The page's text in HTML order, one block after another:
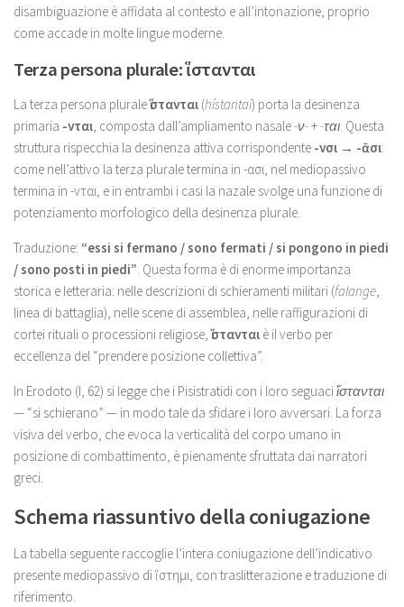
disambiguazione è affidata al contesto e all’intonazione, proprio
come accade in molte lingue moderne.
Terza persona plurale: ἵστανται
La terza persona pluraleἵστανται (hístantai) porta la desinenza
primaria -νται, composta dall’ampliamento nasale-ν-+-ται. Questa
struttura rispecchia la desinenza attiva corrispondente -νσι → -ᾱσι:
come nell’attivo la terza plurale termina in -ασι, nel mediopassivo
termina in -νται, e in entrambi i casi la nazale svolge una funzione di
potenziamento morfologico della desinenza plurale.
Traduzione: “essi si fermano / sono fermati / si pongono in piedi
/ sono posti in piedi”. Questa forma è di enorme importanza
storica e letteraria: nelle descrizioni di schieramenti militari (falange,
linea di battaglia), nelle scene di assemblea, nelle raffigurazioni di
cortei rituali o processioni religiose,ἵστανται è il verbo per
eccellenza del “prendere posizione collettiva”.
In Erodoto (I, 62) si legge che i Pisistratidi con i loro seguaciἵστανται
— “si schierano” — in modo tale da sfidare i loro avversari. La forza
visiva del verbo, che evoca la verticalità del corpo umano in
posizione di combattimento, è pienamente sfruttata dai narratori
greci.
Schema riassuntivo della coniugazione
La tabella seguente raccoglie l’intera coniugazione dell’indicativo
presente mediopassivo di ἵστημι, con traslitterazione e traduzione di
riferimento.